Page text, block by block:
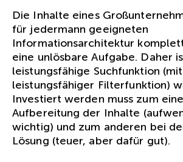
Die Inhalte eines
für jedermann geeigneten
Informationsarchitektur
eine unlösbare Aufgabe. Daher
leistungsfähige Suchfunktion
leistungsfähiger Filterfunktion)
Investiert werden muss zum
Aufbereitung der Inhalte
wichtig) und zum anderen bei
Lösung (teuer, aber dafür gut).